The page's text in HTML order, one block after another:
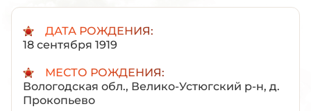
ДАТА РОЖДЕНИЯ:
18 сентября 1919
МЕСТО РОЖДЕНИЯ:
Вологодская обл., Велико-Устюгский р-н, д.
Прокопьево